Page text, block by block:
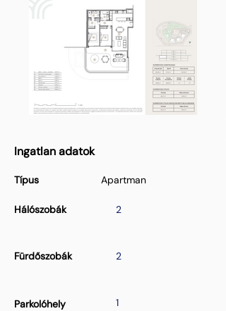
Ingatlan adatok
Típus
Hálószobák
Apartman
2
Fürdőszobák 2
Parkolóhely 1